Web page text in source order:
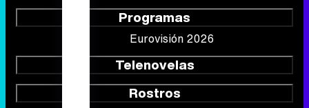
Programas
Eurovisión 2026
Telenovelas
Rostros